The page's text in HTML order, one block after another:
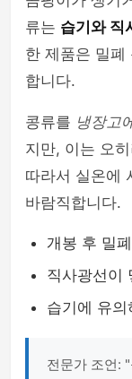
류는 습기와 직
한 제품은 밀폐
합니다.
콩류를 냉장고
지만, 이는 오
따라서 실온에
바람직합니다.
개봉 후 밀
직사광선이
습기에 유
전문가 조언: